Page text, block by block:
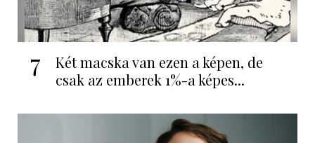
7
Két macska van ezen a képen, de
csak az emberek 1%-a képes...